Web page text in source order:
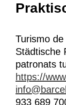
Turismo
Städtische
patronats
https://
933 689